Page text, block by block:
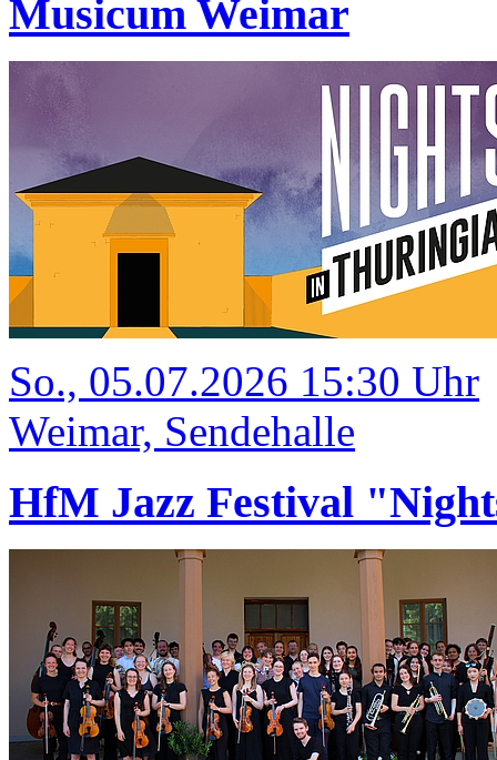
Musicum Weimar
So., 05.07.2026 15:30 Uhr
Weimar, Sendehalle
HfM Jazz Festival